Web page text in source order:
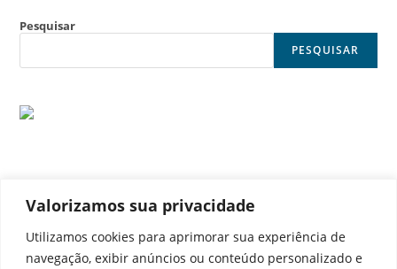
Valorizamos sua privacidade
Utilizamos cookies para aprimorar sua experiência de
navegação, exibir anúncios ou conteúdo personalizado e
Pesquisar
PESQUISAR